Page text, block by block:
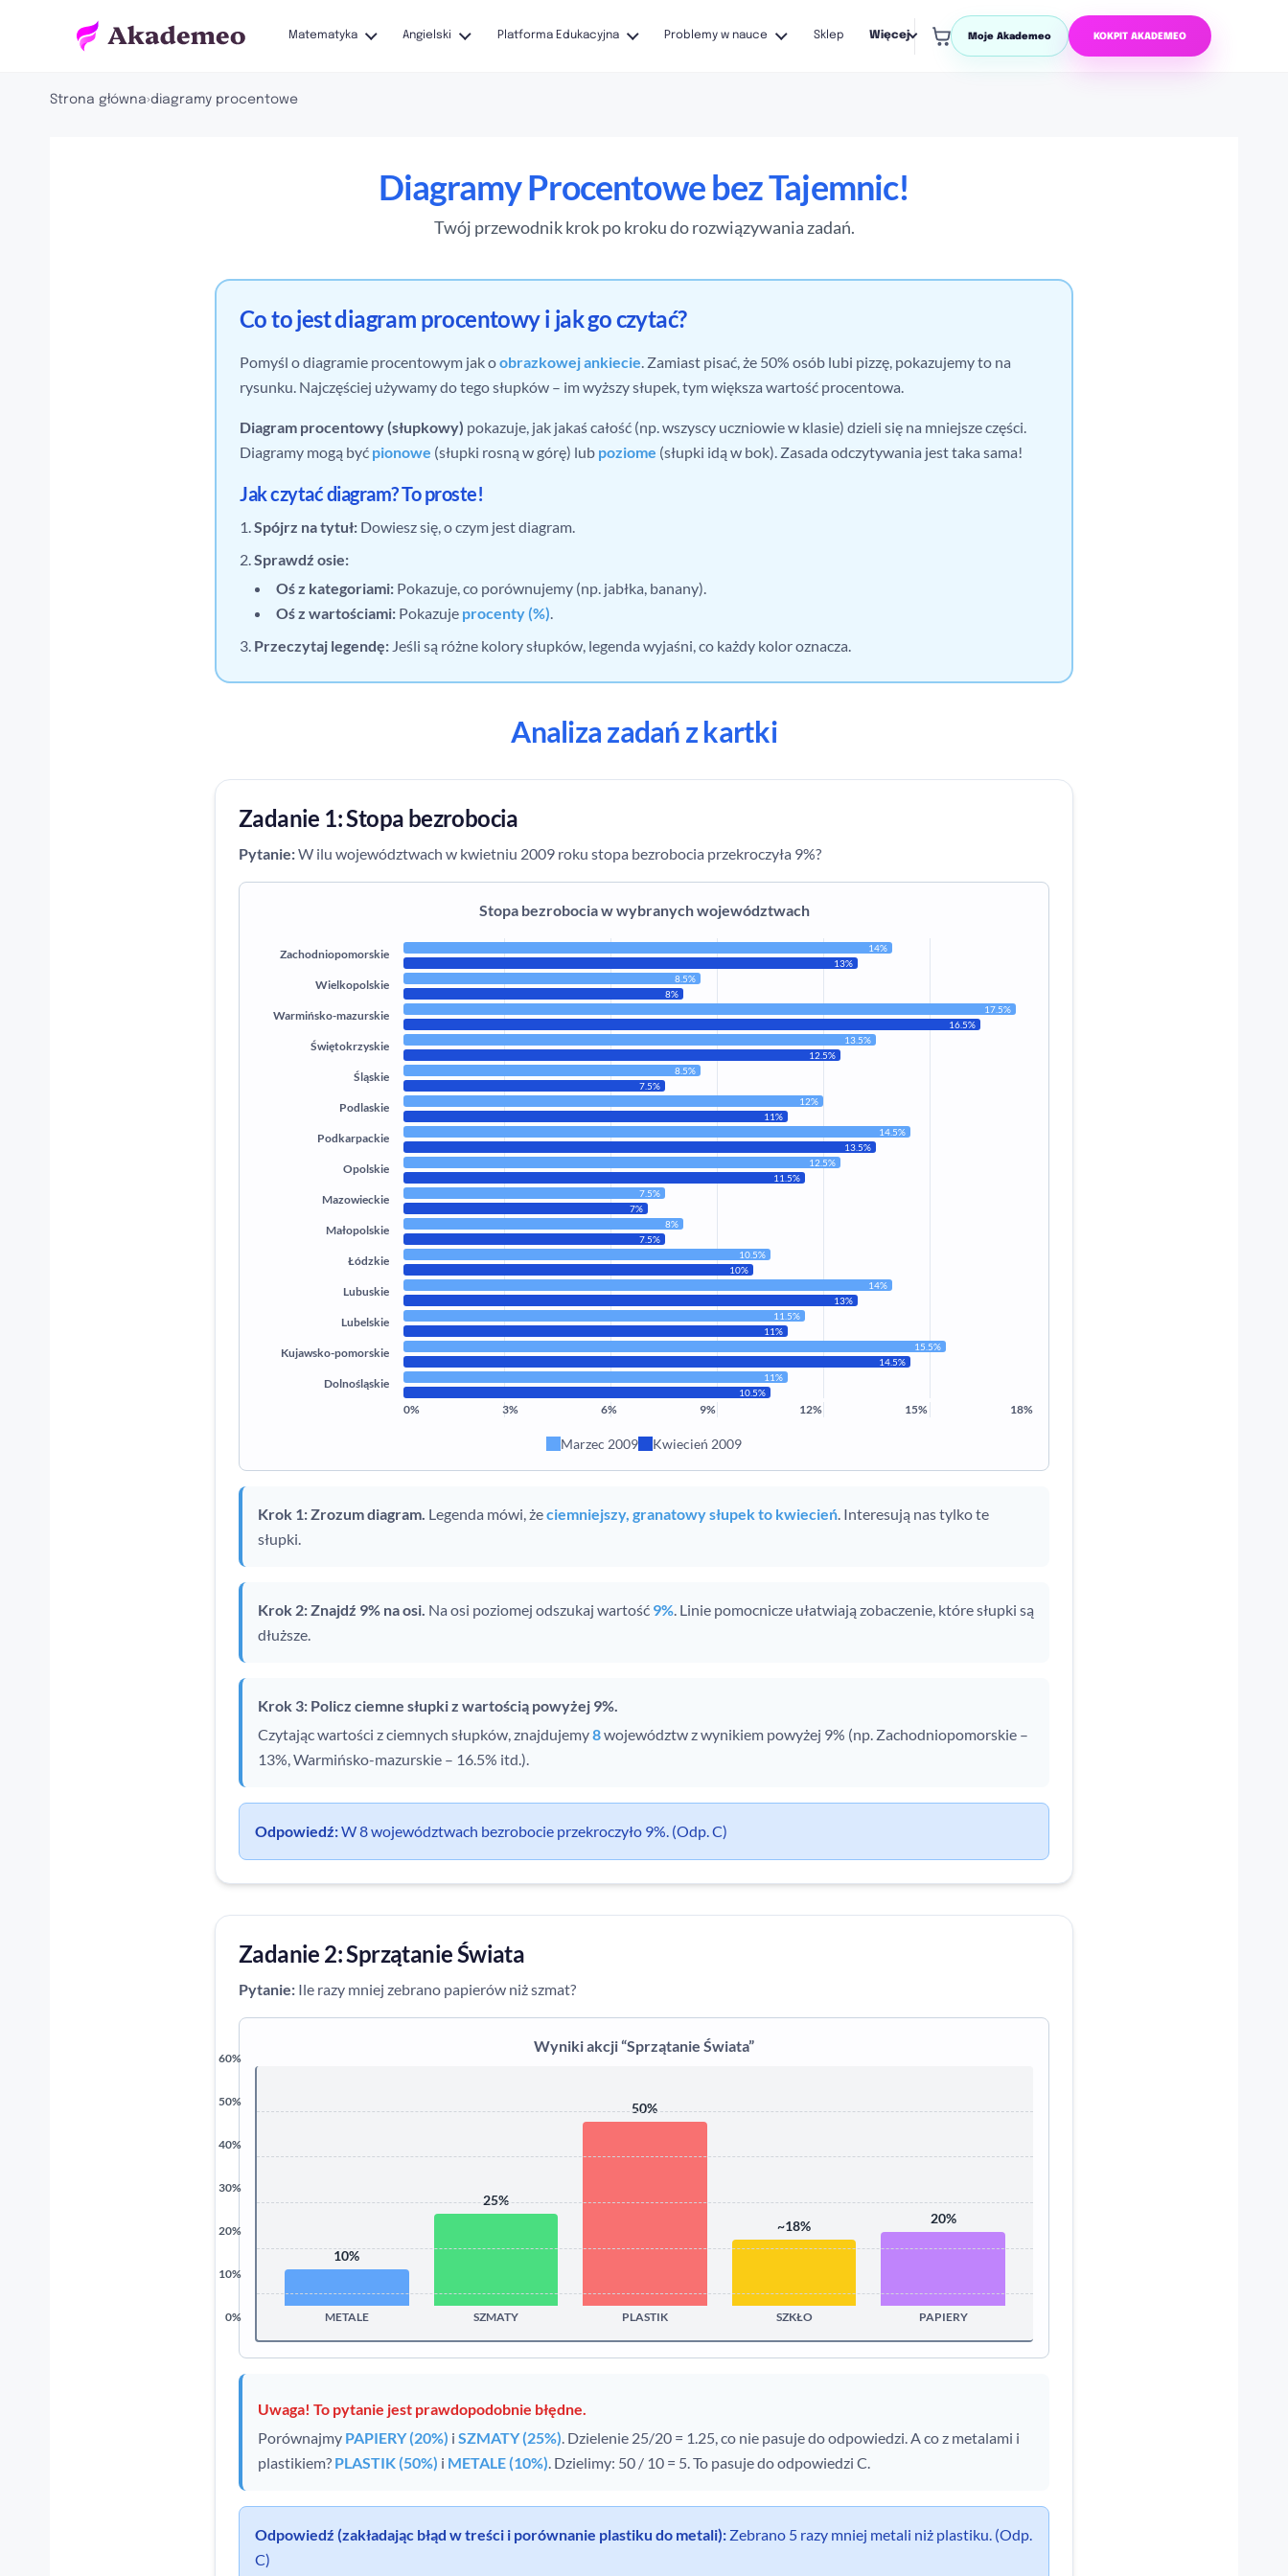
Matematyka Angielski Platforma Edukacyjna Problemy w nauce Sklep Więcej Moje Akademeo KOKPIT AKADEMEO
Strona główna›diagramy procentowe
Diagramy Procentowe bez Tajemnic!
Twój przewodnik krok po kroku do rozwiązywania zadań.
Co to jest diagram procentowy i jak go czytać?
Pomyśl o diagramie procentowym jak oobrazkowej ankiecie. Zamiast pisać, że 50% osób lubi pizzę, pokazujemy to na
rysunku. Najczęściej używamy do tego słupków – im wyższy słupek, tym większa wartość procentowa.
Diagram procentowy (słupkowy) pokazuje, jak jakaś całość (np. wszyscy uczniowie w klasie) dzieli się na mniejsze części.
Diagramy mogą być pionowe (słupki rosną w górę) lub poziome (słupki idą w bok). Zasada odczytywania jest taka sama!
Jak czytać diagram? To proste!
Spójrz na tytuł: Dowiesz się, o czym jest diagram.
Sprawdź osie:
Oś z kategoriami: Pokazuje, co porównujemy (np. jabłka, banany).
Oś z wartościami: Pokazuje procenty (%).
Przeczytaj legendę: Jeśli są różne kolory słupków, legenda wyjaśni, co każdy kolor oznacza.
Analiza zadań z kartki
Zadanie 1: Stopa bezrobocia
Pytanie:W ilu województwach w kwietniu 2009 roku stopa bezrobocia przekroczyła 9%?
Stopa bezrobocia w wybranych województwach
Zachodniopomorskie
14%
13%
Wielkopolskie
8.5%
8%
Warmińsko-mazurskie
17.5%
16.5%
Świętokrzyskie
13.5%
12.5%
Śląskie
8.5%
7.5%
Podlaskie
12%
11%
Podkarpackie
14.5%
13.5%
Opolskie
12.5%
11.5%
Mazowieckie
7.5%
7%
Małopolskie
8%
7.5%
Łódzkie
10.5%
10%
Lubuskie
14%
13%
Lubelskie
11.5%
11%
Kujawsko-pomorskie
15.5%
14.5%
Dolnośląskie
11%
10.5%
0% 3% 6% 9% 12% 15% 18%
Marzec 2009 Kwiecień 2009
Krok 1: Zrozum diagram. Legenda mówi, żeciemniejszy, granatowy słupek to kwiecień. Interesują nas tylko te
słupki.
Krok 2: Znajdź 9% na osi. Na osi poziomej odszukaj wartość 9%. Linie pomocnicze ułatwiają zobaczenie, które słupki są
dłuższe.
Krok 3: Policz ciemne słupki z wartością powyżej 9%.
Czytając wartości z ciemnych słupków, znajdujemy8województw z wynikiem powyżej 9% (np. Zachodniopomorskie –
13%, Warmińsko-mazurskie – 16.5% itd.).
Odpowiedź:W 8 województwach bezrobocie przekroczyło 9%. (Odp. C)
Zadanie 2: Sprzątanie Świata
Pytanie: Ile razy mniej zebrano papierów niż szmat?
Wyniki akcji “Sprzątanie Świata”
0%
10%
20%
30%
40%
50%
60%
10%
METALE
25%
SZMATY
50%
PLASTIK
~18%
SZKŁO
20%
PAPIERY
Uwaga! To pytanie jest prawdopodobnie błędne.
Porównajmy PAPIERY (20%) i SZMATY (25%). Dzielenie 25/20 = 1.25, co nie pasuje do odpowiedzi. A co z metalami i
plastikiem? PLASTIK (50%) i METALE (10%). Dzielimy: 50 / 10 = 5. To pasuje do odpowiedzi C.
Odpowiedź (zakładając błąd w treści i porównanie plastiku do metali): Zebrano 5 razy mniej metali niż plastiku. (Odp.
C)